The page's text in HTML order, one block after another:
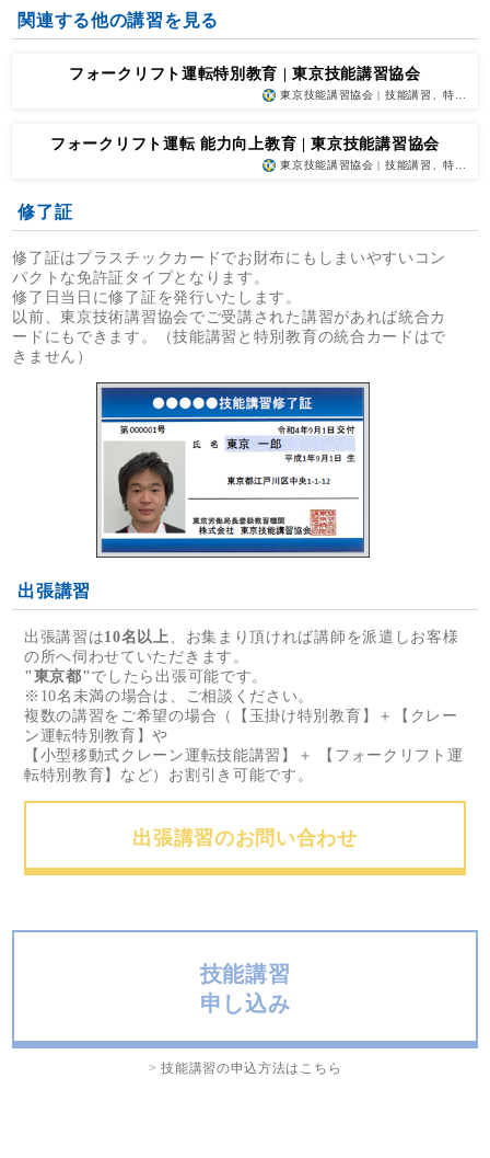
関連する他の講習を見る
フォークリフト運転特別教育 | 東京技能講習協会
東京技能講習協会 | 技能講習、特…
フォークリフト運転 能力向上教育 | 東京技能講習協会
東京技能講習協会 | 技能講習、特…
修了証
修了証はプラスチックカードでお財布にもしまいやすいコン
パクトな免許証タイプとなります。
修了日当日に修了証を発行いたします。
以前、東京技術講習協会でご受講された講習があれば統合カ
ードにもできます。（技能講習と特別教育の統合カードはで
きません）
出張講習
出張講習は10名以上 、お集まり頂ければ講師を派遣しお客様
の所へ伺わせていただきます。
"東京都" でしたら出張可能です。
※10名未満の場合は、ご相談ください。
複数の講習をご希望の場合（【玉掛け特別教育】＋【クレー
ン運転特別教育】や
【小型移動式クレーン運転技能講習】＋ 【フォークリフト運
転特別教育】など）お割引き可能です。
出張講習のお問い合わせ
技能講習
申し込み
> 技能講習の申込方法はこちら